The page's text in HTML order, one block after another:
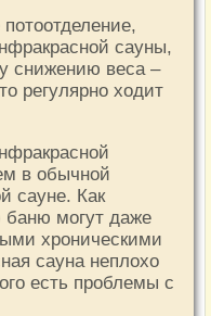
сауны,
снижению веса –
регулярно ходит
в обычной
сауне. Как
баню могут даже
хроническими
сауна неплохо
есть проблемы с